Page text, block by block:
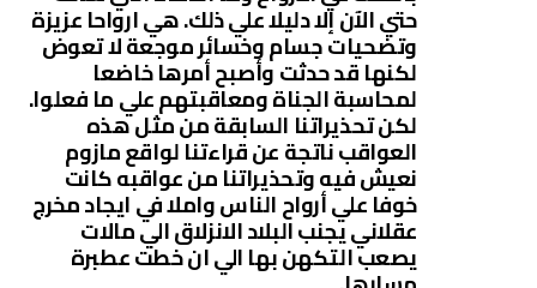
حتي الآن إلا دليلا علي ذلك. هي ارواحا عزيزة
وتضحيات جسام وخسائر موجعة لا تعوض
لكنها قد حدثت وأصبح أمرها خاضعا
لمحاسبة الجناة ومعاقبتهم علي ما فعلوا.
لكن تحذيراتنا السابقة من مثل هذه
العواقب ناتجة عن قراءتنا لواقع مازوم
نعيش فيه وتحذيراتنا من عواقبه كانت
خوفا علي أرواح الناس واملا في ايجاد مخرج
عقلاني يجنب البلاد الانزلاق الي مالات
يصعب التكهن بها الي ان خطت عطبرة